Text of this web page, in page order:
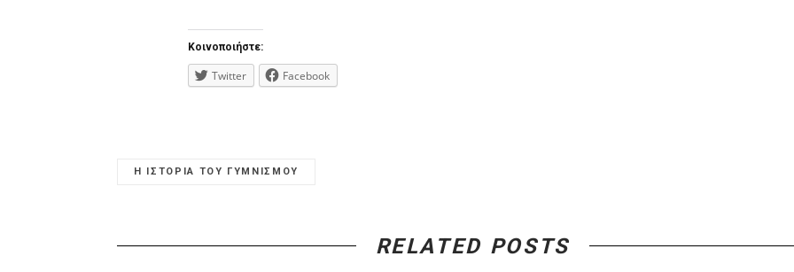
Κοινοποιήστε:
Twitter Facebook
Η ΙΣΤΟΡΙΑ ΤΟΥ ΓΥΜΝΙΣΜΟΥ
RELATED POSTS